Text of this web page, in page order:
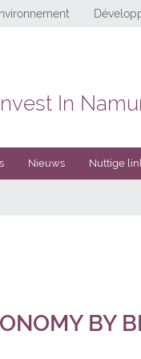
In
Nieuws Nuttige
BY